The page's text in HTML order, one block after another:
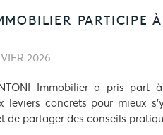
PARTICIPE
2026
Immobilier a pris
leviers concrets pour mieux
de partager des conseils